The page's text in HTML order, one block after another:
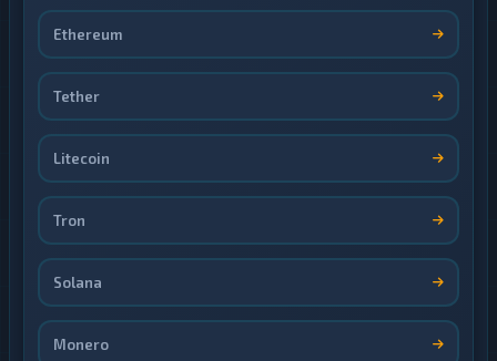
Ethereum
Tether
Litecoin
Tron
Solana
Monero